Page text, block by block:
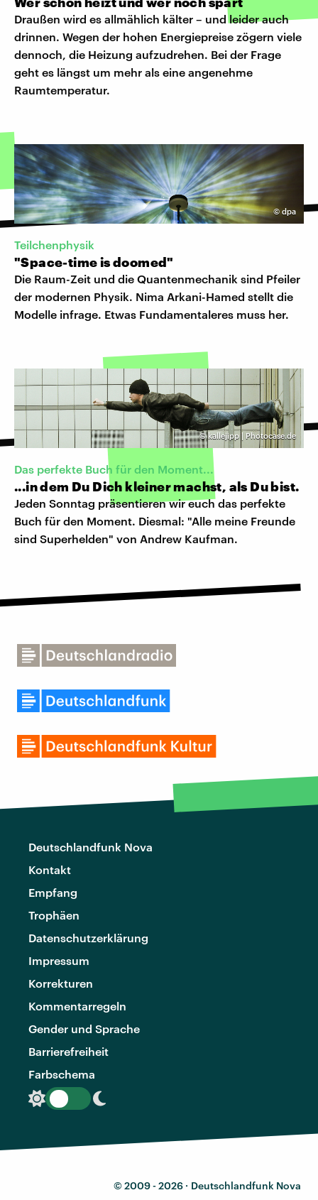
Draußen wird es allmählich kälter – und leider auch
drinnen. Wegen der hohen Energiepreise zögern viele
dennoch, die Heizung aufzudrehen. Bei der Frage
geht es längst um mehr als eine angenehme
Raumtemperatur.
© dpa
Teilchenphysik
"Space-time is doomed"
Die Raum-Zeit und die Quantenmechanik sind Pfeiler
der modernen Physik. Nima Arkani-Hamed stellt die
Modelle infrage. Etwas Fundamentaleres muss her.
©kallejipp | Photocase.de
Das perfekte Buch für den Moment...
...in dem Du Dich kleiner machst, als Du bist.
Jeden Sonntag präsentieren wir euch das perfekte
Buch für den Moment. Diesmal: "Alle meine Freunde
sind Superhelden" von Andrew Kaufman.
Deutschlandfunk Nova
Kontakt
Empfang
Trophäen
Datenschutzerklärung
Impressum
Korrekturen
Kommentarregeln
Gender und Sprache
Barrierefreiheit
Farbschema
© 2009 - 2026 · Deutschlandfunk Nova